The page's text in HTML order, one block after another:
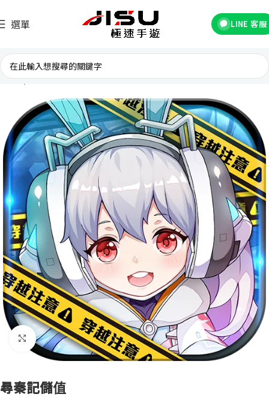
選單 LINE 客服
首頁 台灣遊戲
點擊放大
尋秦記儲值